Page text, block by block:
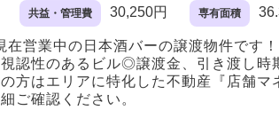
共益・管理費 30,250円 専有面積
営業中の日本酒バーの譲渡物件です
認性のあるビル◎譲渡金、引き渡し時
方はエリアに特化した不動産『店舗
ご確認ください。